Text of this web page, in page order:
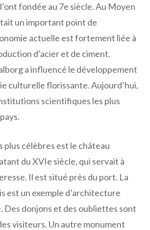
fondée au 7e siècle. Au Moyen
un important point de
actuelle est fortement liée à
d’acier et de ciment.
a influencé le développement
culturelle florissante. Aujourd’hui,
scientifiques les plus
plus célèbres est le château
du XVIe siècle, qui servait à
Il est situé près du port. La
est un exemple d’architecture
Des donjons et des oubliettes sont
visiteurs. Un autre monument